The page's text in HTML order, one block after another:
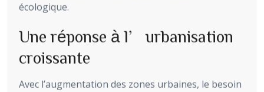
écologique.
Une réponse à l’urbanisation
croissante
Avec l’augmentation des zones urbaines, le besoin